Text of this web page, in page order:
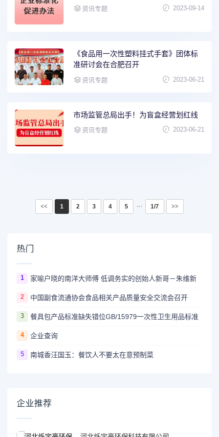
资讯专题 2023-09-14
《食品用一次性塑料挂式手套》团体标
准研讨会在合肥召开
资讯专题 2023-06-21
市场监管总局出手！为盲盒经营划红线
资讯专题 2023-06-21
<< 1 2 3 4 5 ··· 1/7 >>
热门
1 家喻户晓的南洋大师傅 低调务实的创始人新哥－朱维新
2 中国副食流通协会食品相关产品质量安全交流会召开
3 餐具包产品标准缺失错位GB/15979一次性卫生用品标准
4 企业查询
5 南城香汪国玉：餐饮人不要太在意预制菜
企业推荐